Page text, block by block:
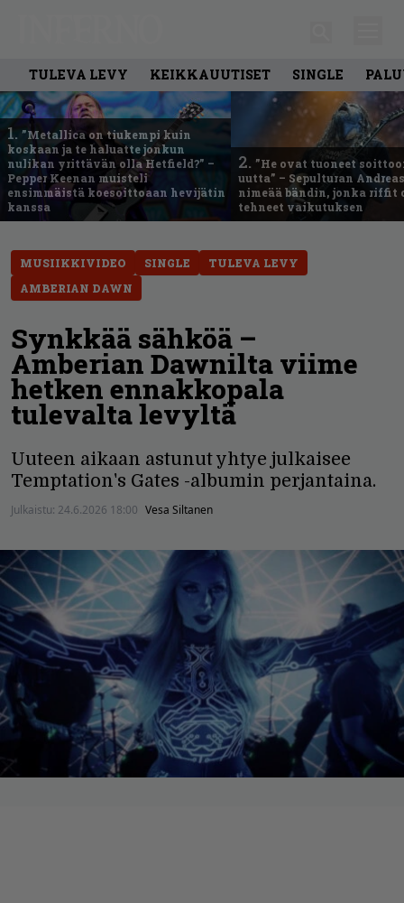
TULEVA LEVY KEIKKAUUTISET SINGLE
1. ”Metallica on tiukempi kuin
koskaan ja te haluatte jonkun
nulikan yrittävän olla Hetfield?” –
Pepper Keenan muisteli
ensimmäistä koesoittoaan hevijätin
kanssa
2. ”He ovat tuoneet
uutta” – Sepulturan
nimeää bändin, jonka riffit
tehneet vaikutuksen
MUSIIKKIVIDEO SINGLE
TULEVA LEVY
AMBERIAN DAWN
Synkkää sähköä –
Amberian Dawnilta viime
hetken ennakkopala
tulevalta levyltä
Uuteen aikaan astunut yhtye julkaisee
Temptation's Gates -albumin perjantaina.
Julkaistu: 24.6.2026 18:00 Vesa Siltanen